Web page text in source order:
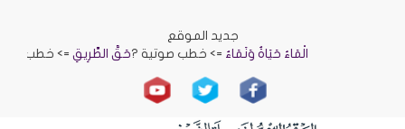
جديد الموقع
حَقُّ الطَّرِيقِ => خطب صوتية ? الْمَاءُ حَيَاةٌ وَنَمَاءٌ=> خطب صوتية ?